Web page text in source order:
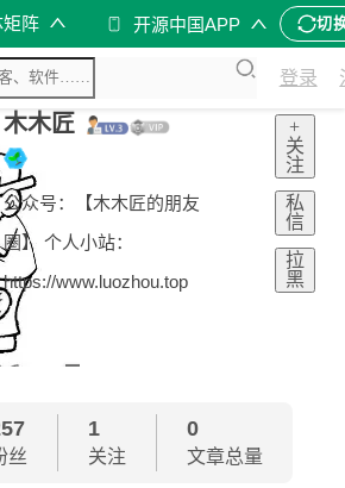
阵 开源中国APP 切
登录
木木匠
公众号：【木木匠的朋友
圈】 个人小站：
https://www.luozhou.top
+
关
注
私
信
拉
黑
丝
1
关注
0
文章总量